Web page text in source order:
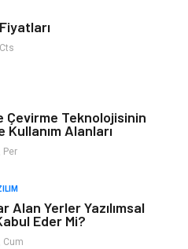
Mobilya
Maden ve Metal
Çevirme Teknolojisinin
Kullanım Alanları
Per
Alan Yerler Yazılımsal
Eder Mi?
Cum